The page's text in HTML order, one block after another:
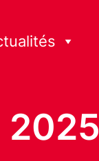
2025